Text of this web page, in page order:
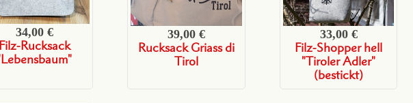
34,00 €
Rucksack
39,00 €
Rucksack Griass di
Tirol
33,00 €
Filz-Shopper hell
"Tiroler Adler"
(bestickt)